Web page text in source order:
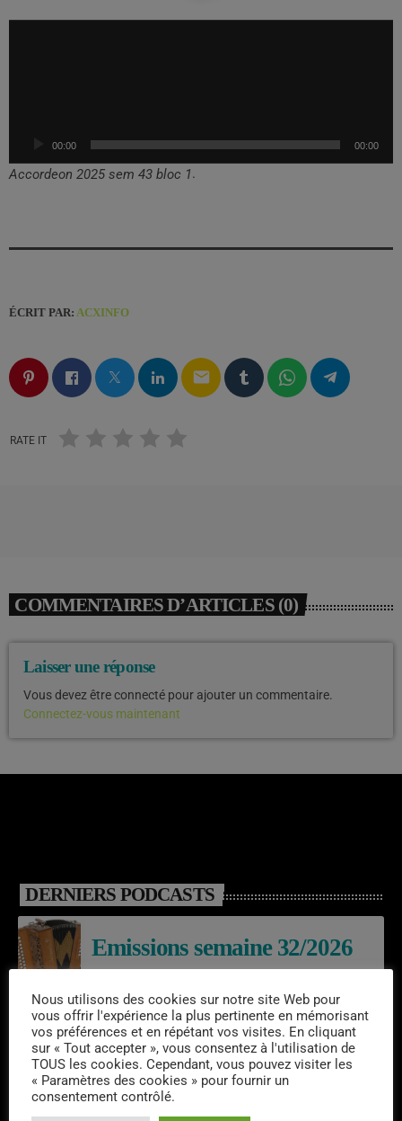
a
00:00 00:00
Accordeon 2025 sem 43 bloc 1.
ÉCRIT PAR: ACXINFO
email
RATE IT
COMMENTAIRES D’ARTICLES (0)
Laisser une réponse
Vous devez être connecté pour ajouter un commentaire.
Connectez-vous maintenant
DERNIERS PODCASTS
Emissions semaine 32/2026
Laroq’En Fête
Emissions semaine 31/2026
Nous utilisons des cookies sur notre site Web pour
vous offrir l'expérience la plus pertinente en mémorisant
vos préférences et en répétant vos visites. En cliquant
sur « Tout accepter », vous consentez à l'utilisation de
TOUS les cookies. Cependant, vous pouvez visiter les
« Paramètres des cookies » pour fournir un
consentement contrôlé.